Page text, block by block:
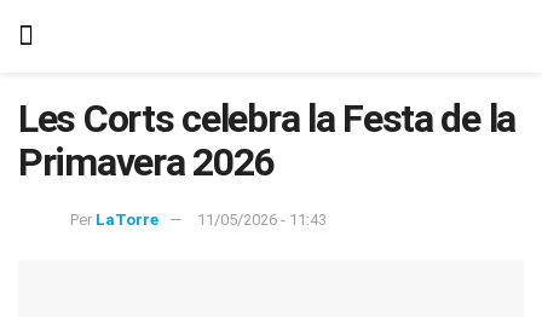
Les Corts celebra la Festa de la
Primavera 2026
Per LaTorre 11/05/2026 - 11:43